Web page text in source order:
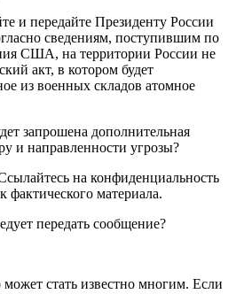
и передайте Президенту России
сведениям, поступившим по
США, на территории России не
акт, в котором будет
из военных складов атомное
запрошена дополнительная
и направленности угрозы?
на конфиденциальность
фактического материала.
передать сообщение?
стать известно многим. Если